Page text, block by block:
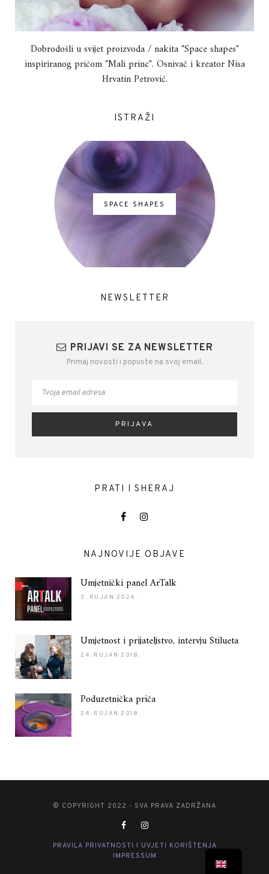
Dobrodošli u svijet proizvoda / nakita "Space shapes"
inspiriranog pričom "Mali princ". Osnivač i kreator Nisa
Hrvatin Petrović.
ISTRAŽI
SPACE SHAPES
NEWSLETTER
PRIJAVI SE ZA NEWSLETTER
Primaj novosti i popuste na svoj email.
PRATI I SHERAJ
NAJNOVIJE OBJAVE
Umjetnički panel ArTalk
3. RUJAN 2024.
Umjetnost i prijateljstvo, intervju Stilueta
24. RUJAN 2018.
Poduzetnička priča
24. RUJAN 2018.
© COPYRIGHT 2022 - SVA PRAVA ZADRŽANA
PRAVILA PRIVATNOSTI I UVJETI KORIŠTENJA
IMPRESSUM